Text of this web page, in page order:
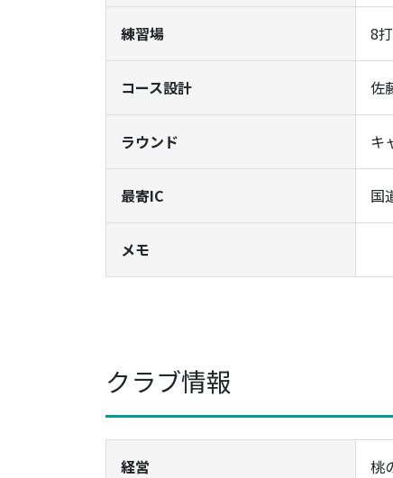
練習場 8
コース設計 佐
ラウンド キ
最寄IC 国
メモ
クラブ情報
経営 桃